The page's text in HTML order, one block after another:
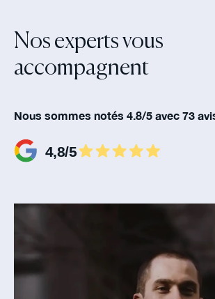
Nos experts vous
accompagnent‍
Nous sommes notés 4.8/5 avec 73